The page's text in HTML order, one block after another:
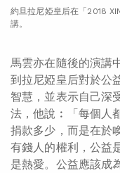
約旦拉尼婭皇后在「2018
講。
馬雲亦在隨後的演講
到拉尼婭皇后對於公
智慧，並表示自己深
法，他說︰「每個人
捐款多少，而是在於
有錢人的權利，公益
是熱愛。公益應該成